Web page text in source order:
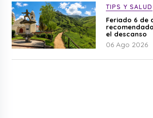
TIPS Y SALUD
Feriado 6 de
el descanso
06 Ago 2026